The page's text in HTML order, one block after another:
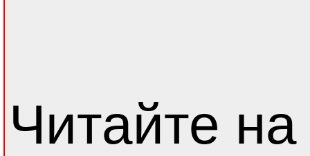
Читайте на